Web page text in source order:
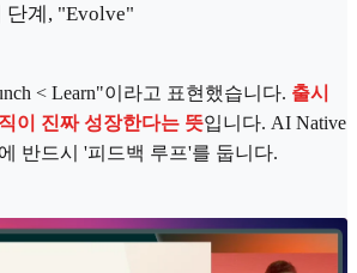
단계, "Evolve"
< Learn"이라고 표현했습니다. 출시
이 진짜 성장한다는 뜻입니다. AI Native
반드시 '피드백 루프'를 둡니다.